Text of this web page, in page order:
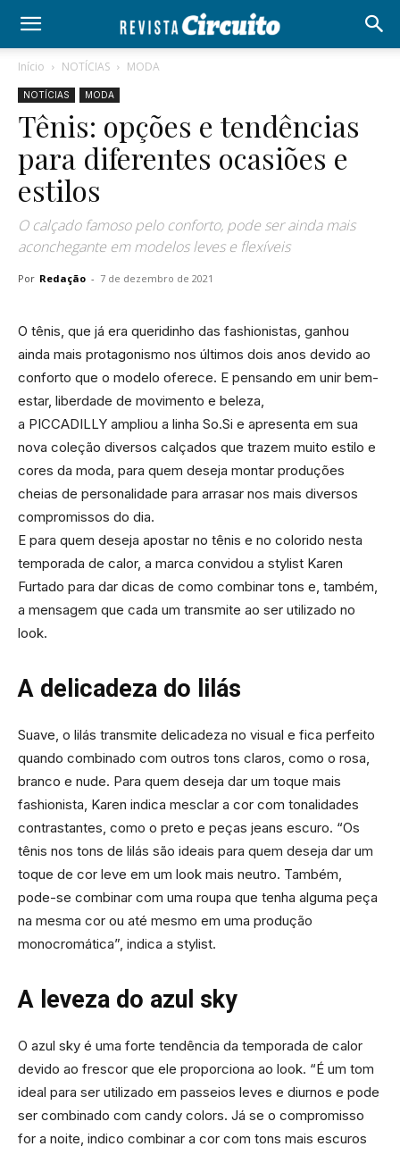
Início NOTÍCIAS MODA
NOTÍCIAS MODA
Tênis: opções e tendências
para diferentes ocasiões e
estilos
O calçado famoso pelo conforto, pode ser ainda mais
aconchegante em modelos leves e flexíveis
Por Redação - 7 de dezembro de 2021
O tênis, que já era queridinho das fashionistas, ganhou
ainda mais protagonismo nos últimos dois anos devido ao
conforto que o modelo oferece. E pensando em unir bem-
estar, liberdade de movimento e beleza,
a PICCADILLY ampliou a linha So.Si e apresenta em sua
nova coleção diversos calçados que trazem muito estilo e
cores da moda, para quem deseja montar produções
cheias de personalidade para arrasar nos mais diversos
compromissos do dia.
E para quem deseja apostar no tênis e no colorido nesta
temporada de calor, a marca convidou a stylist Karen
Furtado para dar dicas de como combinar tons e, também,
a mensagem que cada um transmite ao ser utilizado no
look.
A delicadeza do lilás
Suave, o lilás transmite delicadeza no visual e fica perfeito
quando combinado com outros tons claros, como o rosa,
branco e nude. Para quem deseja dar um toque mais
fashionista, Karen indica mesclar a cor com tonalidades
contrastantes, como o preto e peças jeans escuro. “Os
tênis nos tons de lilás são ideais para quem deseja dar um
toque de cor leve em um look mais neutro. Também,
pode-se combinar com uma roupa que tenha alguma peça
na mesma cor ou até mesmo em uma produção
monocromática”, indica a stylist.
A leveza do azul sky
O azul sky é uma forte tendência da temporada de calor
devido ao frescor que ele proporciona ao look. “É um tom
ideal para ser utilizado em passeios leves e diurnos e pode
ser combinado com candy colors. Já se o compromisso
for a noite, indico combinar a cor com tons mais escuros